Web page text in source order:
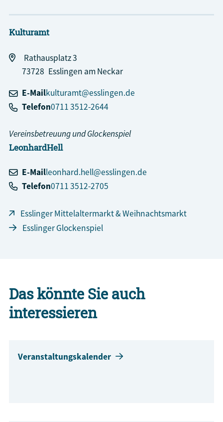
Kulturamt
Rathausplatz 3
73728 Esslingen am Neckar
E-Mailkulturamt@esslingen.de
Telefon0711 3512-2644
LeonhardHell
Vereinsbetreuung und Glockenspiel
E-Mailleonhard.hell@esslingen.de
Telefon0711 3512-2705
Esslinger Mittelaltermarkt & Weihnachtsmarkt
Esslinger Glockenspiel
Das könnte Sie auch
interessieren
Veranstaltungskalender